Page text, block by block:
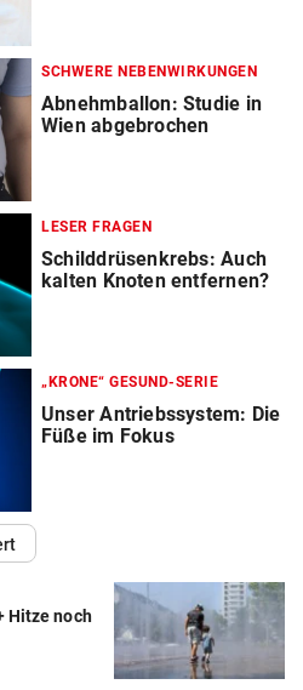
SCHWERE NEBENWIRKUNGEN
Abnehmballon: Studie in
Wien abgebrochen
LESER FRAGEN
Schilddrüsenkrebs: Auch
kalten Knoten entfernen?
„KRONE“ GESUND-SERIE
Unser Antriebssystem: Die
Füße im Fokus
Hitze noch